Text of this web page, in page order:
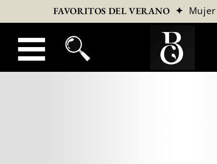
FAVORITOS DEL VERANO ✦ Mujer